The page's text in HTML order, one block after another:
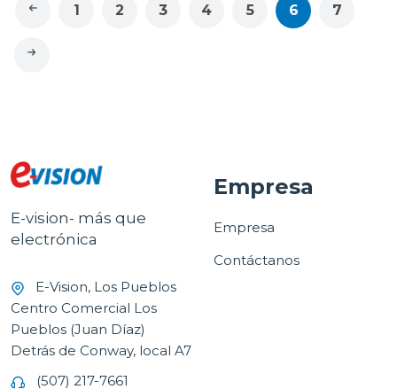
1 2 3 4 5 6 7
E-vision- más que
electrónica
E-Vision, Los Pueblos
Centro Comercial Los
Pueblos (Juan Díaz)
Detrás de Conway, local A7
(507) 217-7661
Empresa
Empresa
Contáctanos